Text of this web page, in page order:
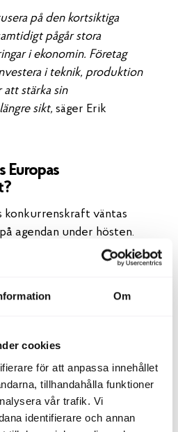
Om
cookies
för att anpassa innehållet
tillhandahålla funktioner
vår trafik. Vi
identifierare och annan
på den kortsiktiga
pågår stora
i ekonomin. Företag
i teknik, produktion
stärka sin
sikt, säger Erik
Europas
konkurrenskraft väntas
agendan under hösten.
industrins
som konkurrensen
blir utvecklingen
hållbar produktion kan
behålla
den globala